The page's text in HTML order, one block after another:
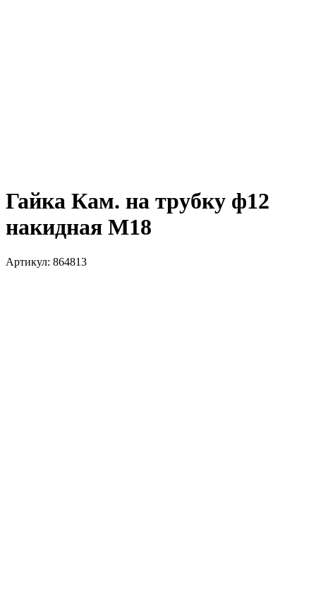
Гайка Кам. на трубку ф12
накидная М18
Артикул: 864813